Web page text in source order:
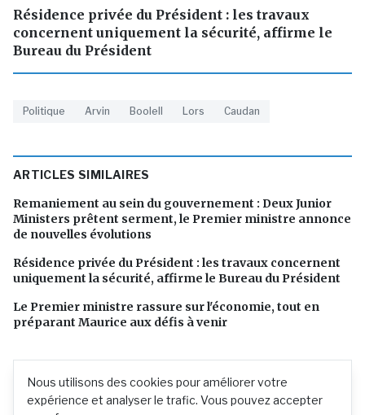
Nous utilisons des cookies pour améliorer votre
expérience et analyser le trafic. Vous pouvez accepter
Résidence privée du Président : les travaux
concernent uniquement la sécurité, affirme le
Bureau du Président
Politique Arvin Boolell Lors Caudan
ARTICLES SIMILAIRES
Remaniement au sein du gouvernement : Deux Junior
Ministers prêtent serment, le Premier ministre annonce
de nouvelles évolutions
Résidence privée du Président : les travaux concernent
uniquement la sécurité, affirme le Bureau du Président
Le Premier ministre rassure sur l'économie, tout en
préparant Maurice aux défis à venir